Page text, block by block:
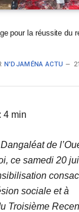
pour la réussite du
N'DJAMÉNA ACTU
4 min
de
ce samedi 20
sociale et à
Troisième